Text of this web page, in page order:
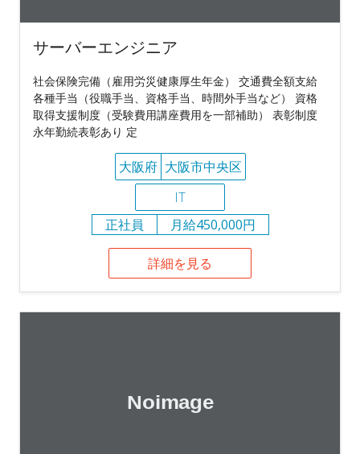
サーバーエンジニア
社会保険完備（雇用労災健康厚生年金） 交通費全額支給
各種手当（役職手当、資格手当、時間外手当など） 資格
取得支援制度（受験費用講座費用を一部補助） 表彰制度
永年勤続表彰あり 定
大阪府 大阪市中央区
IT
正社員
月給450,000円
詳細を見る